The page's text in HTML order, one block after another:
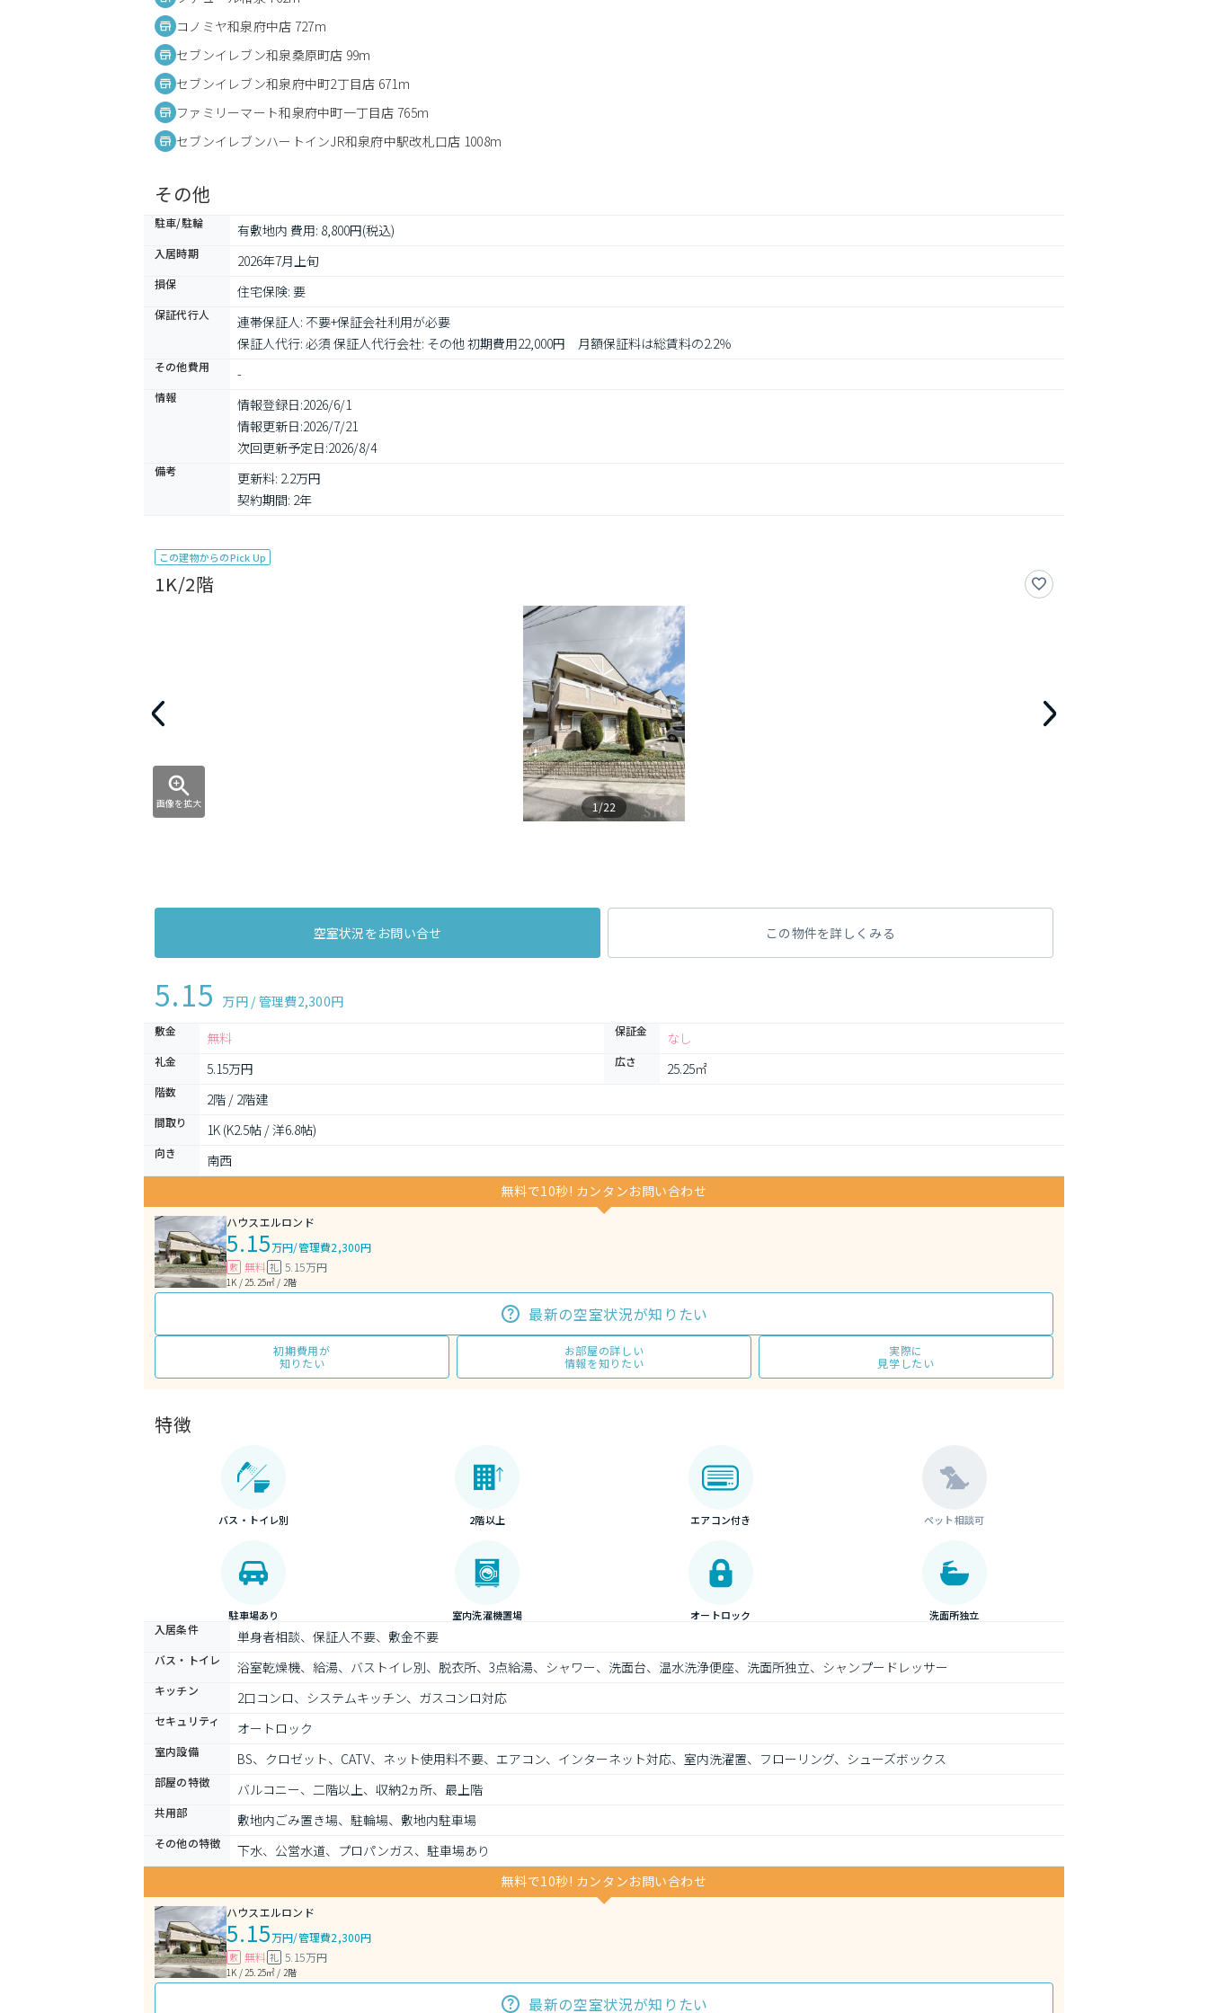
コノミヤ和泉府中店 727m
セブンイレブン和泉桑原町店 99m
セブンイレブン和泉府中町2丁目店 671m
ファミリーマート和泉府中町一丁目店 765m
セブンイレブンハートインJR和泉府中駅改札口店 1008m
その他
駐車/駐輪 有敷地内 費用: 8,800円(税込)
入居時期 2026年7月上旬
損保 住宅保険: 要
保証代行人
連帯保証人: 不要+保証会社利用が必要
保証人代行: 必須 保証人代行会社: その他 初期費用22,000円　月額保証料は総賃料の2.2％
その他費用 -
情報 情報登録日:2026/6/1
情報更新日:2026/7/21
次回更新予定日:2026/8/4
備考
更新料: 2.2万円
契約期間: 2年
この建物からのPick Up
1K/2階
画像を拡大 1/22
空室状況をお問い合せ この物件を詳しくみる
5.15 万円 / 管理費2,300円
敷金 無料 保証金 なし
礼金 5.15万円 広さ 25.25㎡
階数 2階 / 2階建
間取り 1K (K2.5帖 / 洋6.8帖)
向き
南西
無料で10秒! カンタンお問い合わせ
ハウスエルロンド
5.15万円/管理費2,300円
敷 無料 礼 5.15万円
1K / 25.25㎡ / 2階
最新の空室状況が知りたい
初期費用が
知りたい
お部屋の詳しい
情報を知りたい
実際に
見学したい
特徴
バス・トイレ別 2階以上 エアコン付き ペット相談可
駐車場あり 室内洗濯機置場 オートロック 洗面所独立
入居条件 単身者相談、保証人不要、敷金不要
バス・トイレ 浴室乾燥機、給湯、バストイレ別、脱衣所、3点給湯、シャワー、洗面台、温水洗浄便座、洗面所独立、シャンプードレッサー
キッチン 2口コンロ、システムキッチン、ガスコンロ対応
セキュリティ オートロック
室内設備 BS、クロゼット、CATV、ネット使用料不要、エアコン、インターネット対応、室内洗濯置、フローリング、シューズボックス
部屋の特徴 バルコニー、二階以上、収納2ヵ所、最上階
共用部 敷地内ごみ置き場、駐輪場、敷地内駐車場
その他の特徴
下水、公営水道、プロパンガス、駐車場あり
無料で10秒! カンタンお問い合わせ
ハウスエルロンド
5.15万円/管理費2,300円
敷 無料 礼 5.15万円
1K / 25.25㎡ / 2階
最新の空室状況が知りたい